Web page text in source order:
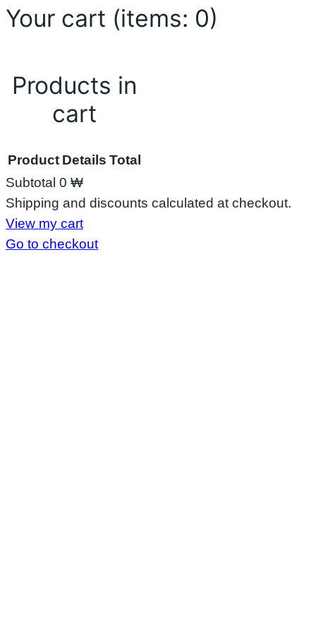
Your cart (items: 0)
Products in
cart
Product Details Total
Subtotal 0 ₩
Shipping and discounts calculated at checkout.
View my cart
Go to checkout